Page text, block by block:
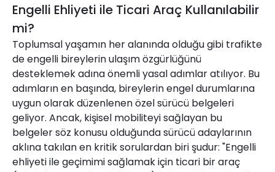
Engelli Ehliyeti ile Ticari Araç Kullanılabilir
mi?
Toplumsal yaşamın her alanında olduğu gibi trafikte
de engelli bireylerin ulaşım özgürlüğünü
desteklemek adına önemli yasal adımlar atılıyor. Bu
adımların en başında, bireylerin engel durumlarına
uygun olarak düzenlenen özel sürücü belgeleri
geliyor. Ancak, kişisel mobiliteyi sağlayan bu
belgeler söz konusu olduğunda sürücü adaylarının
aklına takılan en kritik sorulardan biri şudur: "Engelli
ehliyeti ile geçimimi sağlamak için ticari bir araç